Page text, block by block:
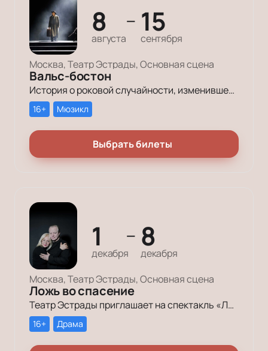
8
августа
— 15
сентября
Москва, Театр Эстрады, Основная сцена
Вальс-бостон
История о роковой случайности, изменившей жизнь, о любви, пронесенной через годы испытаний, и о прошлом, которое нельзя стереть, но можно переосмыслить.
16+ Мюзикл
Выбрать билеты
1
декабря
— 8
декабря
Москва, Театр Эстрады, Основная сцена
Ложь во спасение
Театр Эстрады приглашает на спектакль «Ложь во спасение». Откройте для себя захватывающее театральное путешествие с важными вопросами о природе истины и лжи.
16+ Драма